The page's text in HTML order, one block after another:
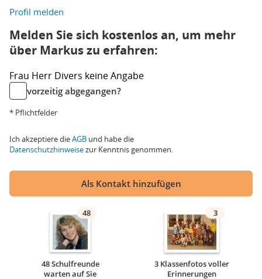
Profil melden
Melden Sie sich kostenlos an, um mehr
über Markus zu erfahren:
Frau Herr Divers keine Angabe
vorzeitig abgegangen?
* Pflichtfelder
Ich akzeptiere dieAGB und habe die
Datenschutzhinweisezur Kenntnis genommen.
Als Kontakt hinzufügen
48
48 Schulfreunde
warten auf Sie
3
3 Klassenfotos voller
Erinnerungen